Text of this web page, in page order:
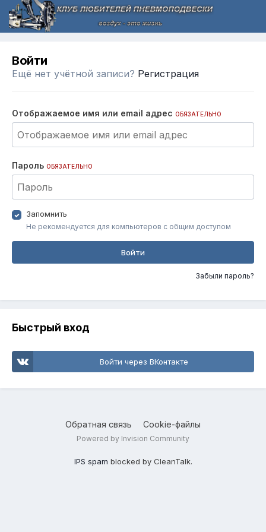
Войти
Ещё нет учётной записи? Регистрация
Отображаемое имя или email адрес ОБЯЗАТЕЛЬНО
Пароль ОБЯЗАТЕЛЬНО
Запомнить
Не рекомендуется для компьютеров с общим доступом
Войти
Забыли пароль?
Быстрый вход
Войти через ВКонтакте
Обратная связь Cookie-файлы
Powered by Invision Community
IPS spam blocked by CleanTalk.